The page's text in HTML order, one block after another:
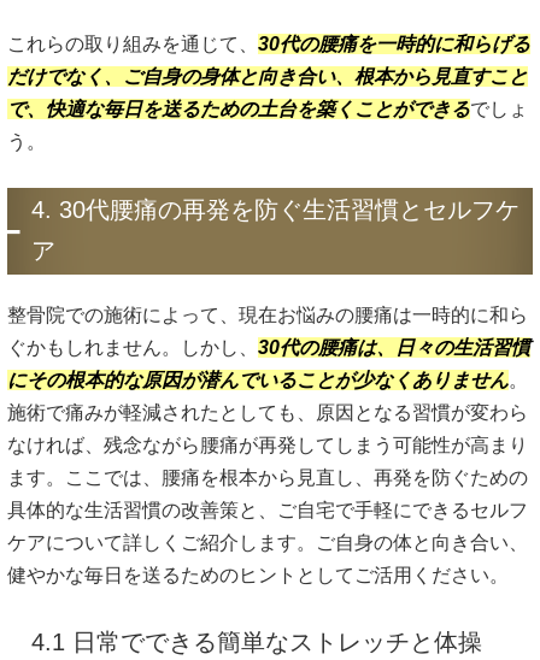
これらの取り組みを通じて、 30代の腰痛を一時的に和らげる
だけでなく、ご自身の身体と向き合い、根本から見直すこと
で、快適な毎日を送るための土台を築くことができるでしょ
う。
4. 30代腰痛の再発を防ぐ生活習慣とセルフケ
ア
整骨院での施術によって、現在お悩みの腰痛は一時的に和ら
ぐかもしれません。しかし、 30代の腰痛は、日々の生活習慣
にその根本的な原因が潜んでいることが少なくありません。
施術で痛みが軽減されたとしても、原因となる習慣が変わら
なければ、残念ながら腰痛が再発してしまう可能性が高まり
ます。ここでは、腰痛を根本から見直し、再発を防ぐための
具体的な生活習慣の改善策と、ご自宅で手軽にできるセルフ
ケアについて詳しくご紹介します。ご自身の体と向き合い、
健やかな毎日を送るためのヒントとしてご活用ください。
4.1 日常でできる簡単なストレッチと体操